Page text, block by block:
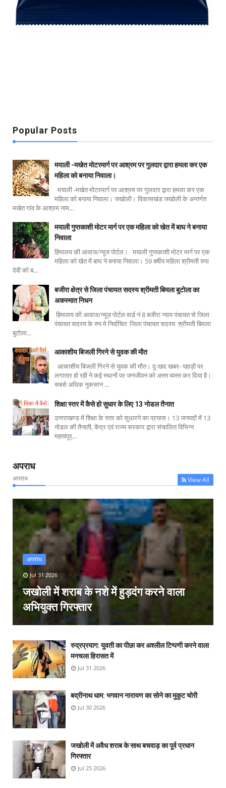
Popular Posts
मयाली -मखेत मोटरमार्ग पर आश्रम पर गुलदार द्वारा हमला कर एक
महिला को बनाया निवाला।
मयाली -मखेत मोटरमार्ग पर आश्रम पर गुलदार द्वारा हमला कर एक
महिला को बनाया निवाला। जखोली। विकासखंड जखोली के अन्तर्गत
मखेत गांव के आश्रम नाम...
मयाली गुप्तकाशी मोटर मार्ग पर एक महिला को खेत में बाघ ने बनाया
निवाला
हिमालय की आवाज/न्यूज पोर्टल। मयाली गुप्तकाशी मोटर मार्ग पर एक
महिला को खेत में बाघ ने बनाया निवाला। 59 बर्षीय महिला श्रीमती रुपा
देवी को ब...
बजीरा क्षेत्र से जिला पंचायत सदस्य श्रीमती बिमला बुटोला का
अकस्मात निधन
हिमालय की आवाज/न्यूज़ पोर्टल वार्ड नं 8 बजीरा न्याय पंचायत से जिला
पंचायत सदस्य के रुप मे निर्वाचित जिला पंचायत सदस्य श्रीमती बिमला
बुटोला...
आकाशीय बिजली गिरने से युवक की मौत
आकाशीय बिजली गिरने से युवक की मौत। दुःखद खबर- पहाड़ों पर
लगातार हो रही ने कई स्थानों पर जनजीवन को अस्त व्यस्त कर दिया है।
सबसे अधिक नुकसान ...
शिक्षा स्तर में कैसे हो सुधार के लिए 13 नोडल तैनात
उत्तराखण्ड में शिक्षा के स्तर को सुधारने का प्रयास। 13 जनपदों में 13
नोडल की तैनाती, केंद्र एवं राज्य सरकार द्वारा संचालित विभिन्न
महत्वपूर्...
अपराध
अपराध View All
अपराध
Jul 31 2026
जखोली में शराब के नशे में हुड़दंग करने वाला
अभियुक्त गिरफ्तार
रुद्रप्रयाग: युवती का पीछा कर अश्लील टिप्पणी करने वाला
मनचला हिरासत में
Jul 31 2026
बद्रीनाथ धाम: भगवान नारायण का सोने का मुकुट चोरी
Jul 30 2026
जखोली में अवैध शराब के साथ बचवाड़ का पूर्व प्रधान
गिरफ्तार
Jul 25 2026